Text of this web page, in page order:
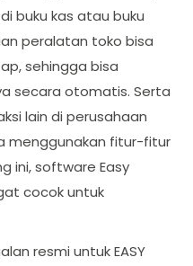
buku kas atau buku
peralatan toko bisa
sehingga bisa
secara otomatis. Serta
lain di perusahaan
menggunakan fitur-fitur
ini, software Easy
cocok untuk
resmi untuk EASY